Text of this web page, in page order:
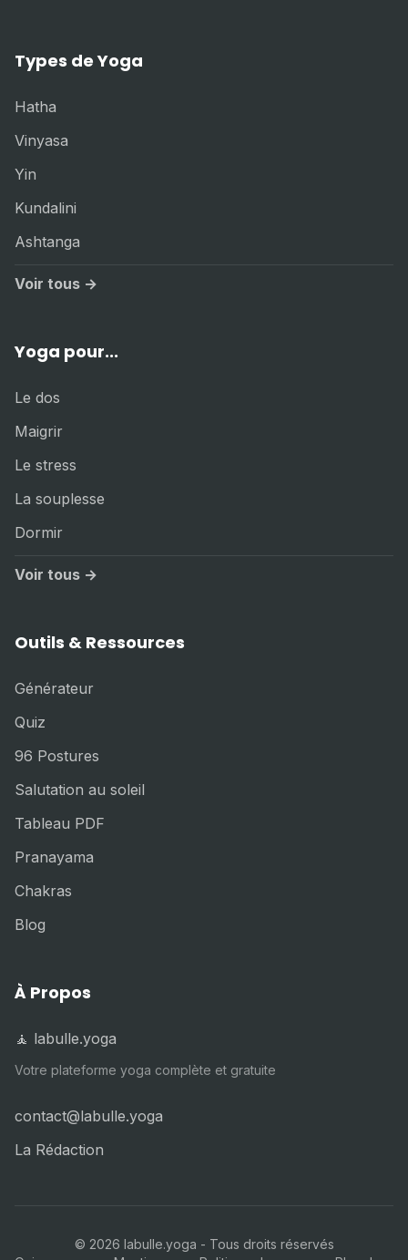
Types de Yoga
Hatha
Vinyasa
Yin
Kundalini
Ashtanga
Voir tous →
Yoga pour...
Le dos
Maigrir
Le stress
La souplesse
Dormir
Voir tous →
Outils & Ressources
Générateur
Quiz
96 Postures
Salutation au soleil
Tableau PDF
Pranayama
Chakras
Blog
À Propos
🧘 labulle.yoga
Votre plateforme yoga complète et gratuite
contact@labulle.yoga
La Rédaction
© 2026 labulle.yoga - Tous droits réservés